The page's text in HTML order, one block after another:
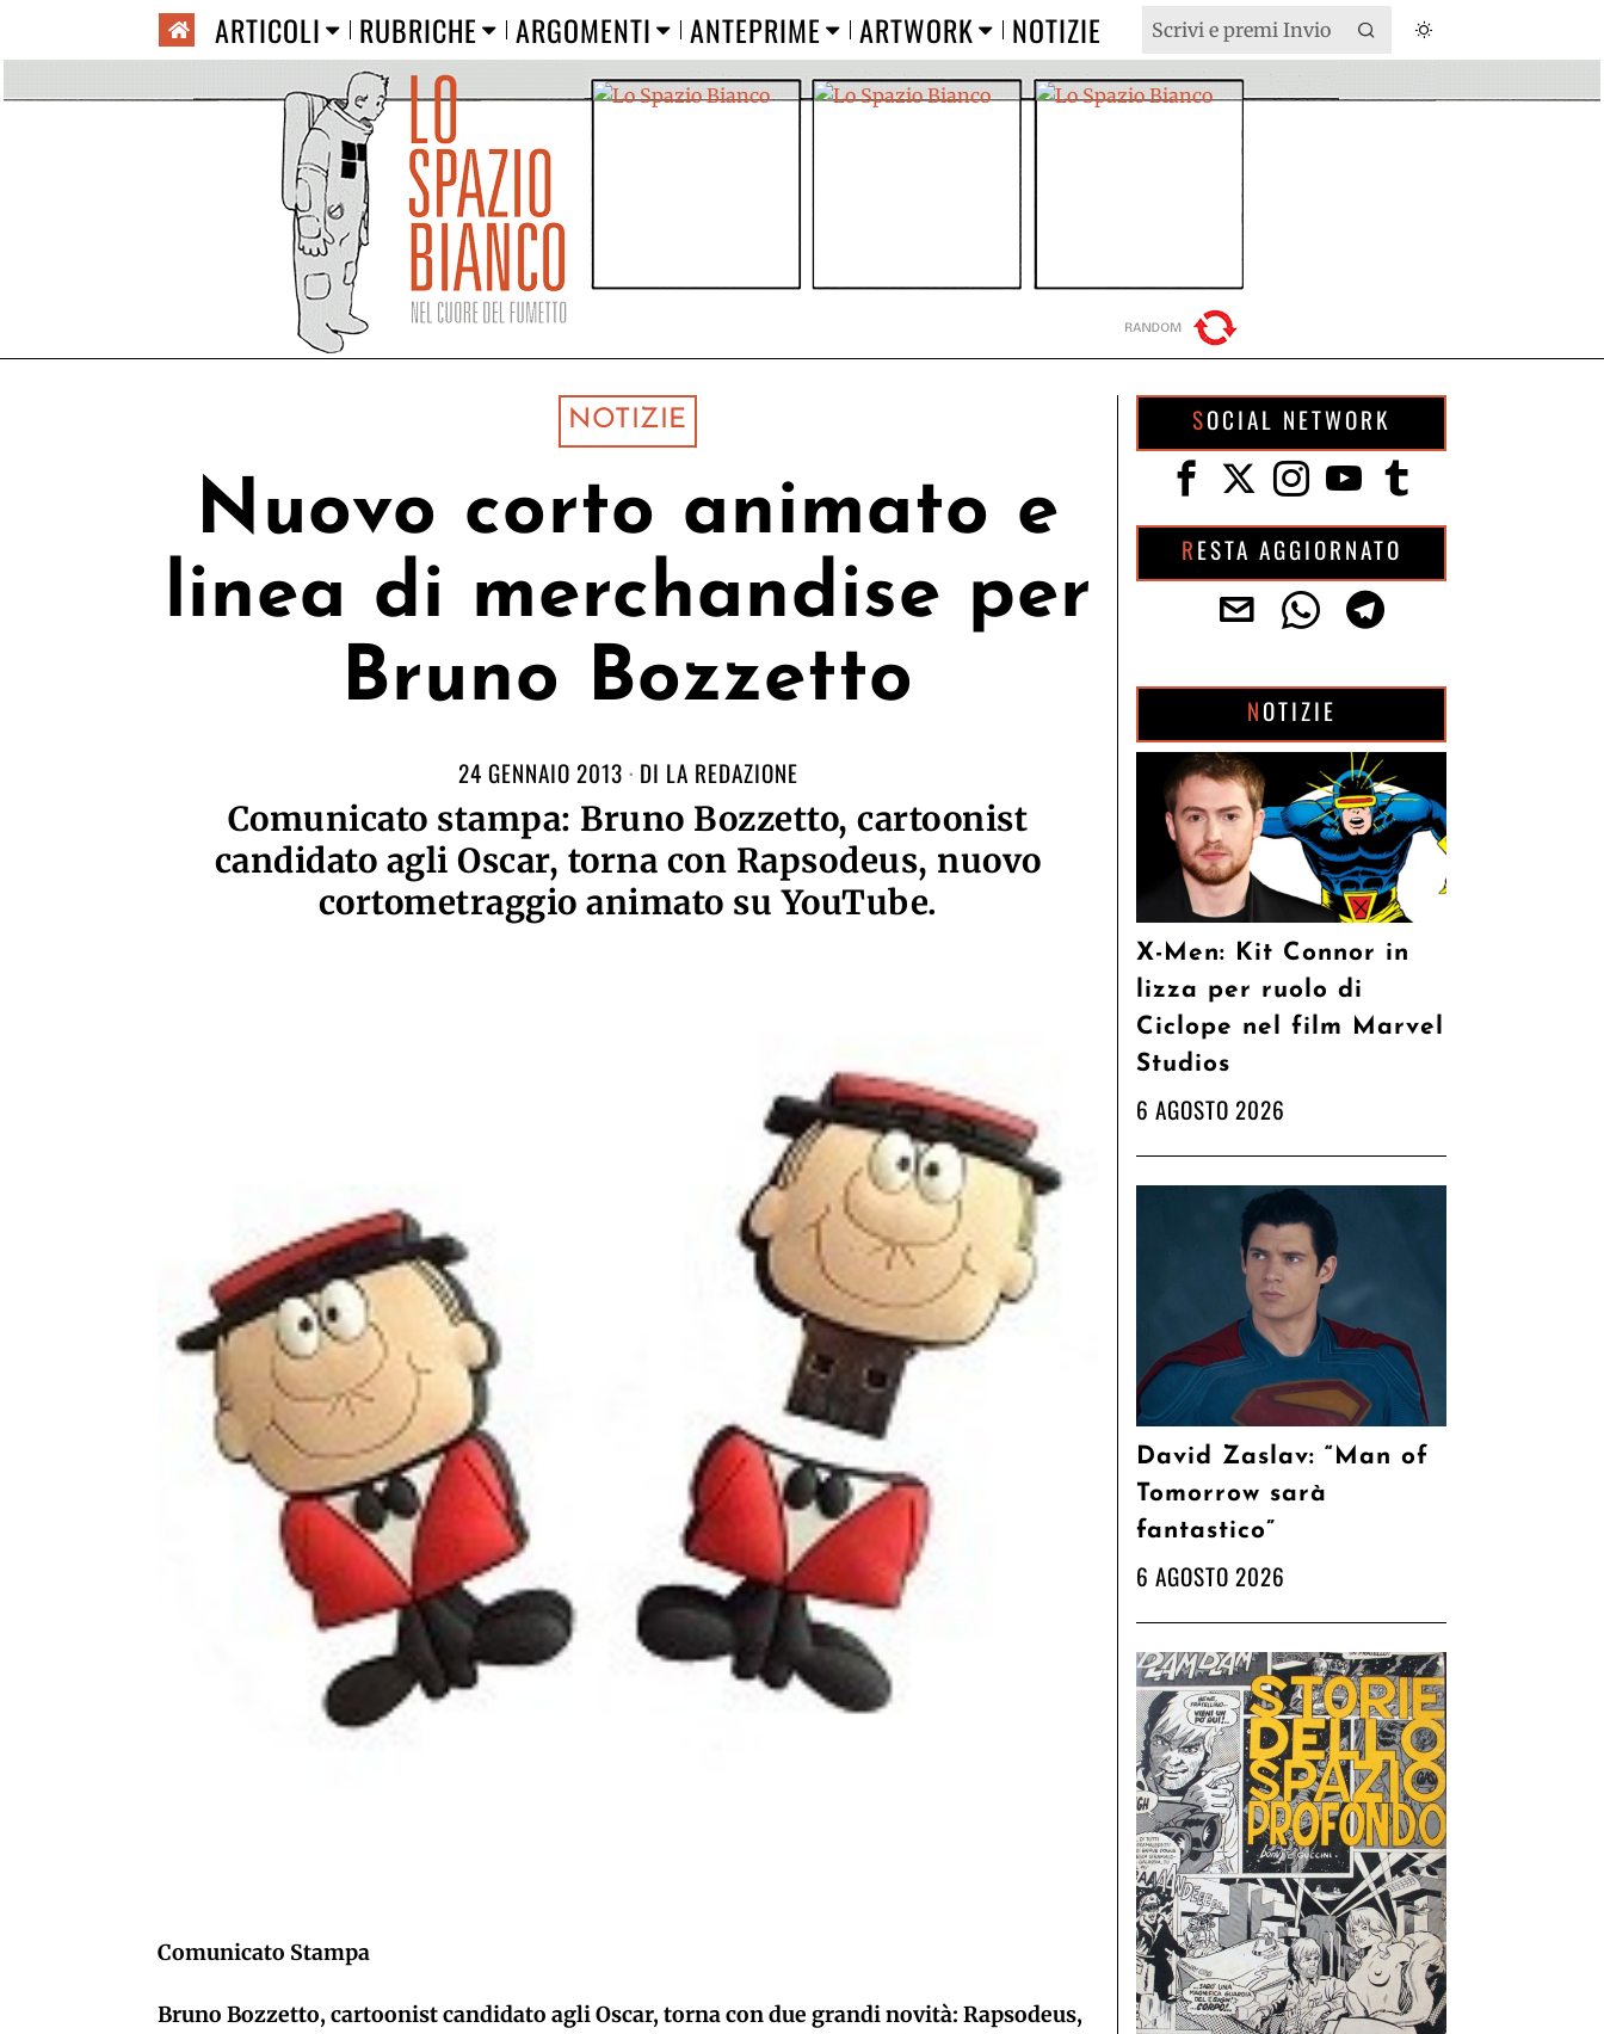
ARTICOLI RUBRICHE ARGOMENTI ANTEPRIME ARTWORK NOTIZIE
NOTIZIE
Nuovo corto animato e
linea di merchandis​e per
Bruno Bozzetto
24 GENNAIO 2013 DI LA REDAZIONE
Comunicato stampa: Bruno Bozzetto, cartoonist
candidato agli Oscar, torna con Rapsodeus, nuovo
cortometraggio animato su YouTube.
Comunicato Stampa
Bruno Bozzetto, cartoonist candidato agli Oscar, torna con due grandi novità: Rapsodeus,
SOCIAL NETWORK
RESTA AGGIORNATO
NOTIZIE
X-Men: Kit Connor in
lizza per ruolo di
Ciclope nel film Marvel
Studios
6 AGOSTO 2026
David Zaslav: “Man of
Tomorrow sarà
fantastico”
6 AGOSTO 2026